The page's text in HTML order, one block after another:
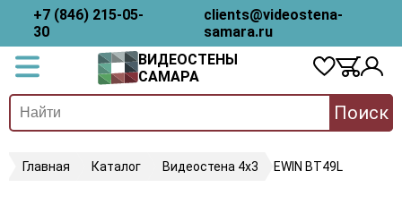
+7 (846) 215-05-
30
clients@videostena-
samara.ru
ВИДЕОСТЕНЫ
САМАРА
Поиск
Главная Каталог Видеостена 4х3 EWIN BT49L